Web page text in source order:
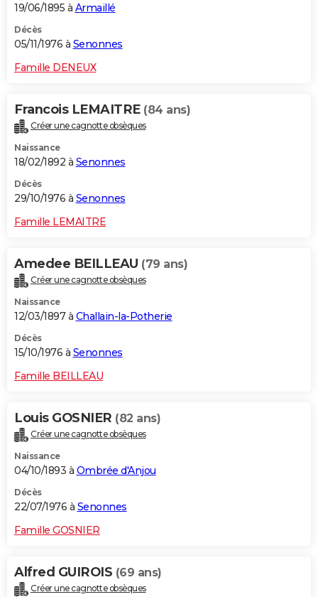
19/06/1895 à Armaillé
Décès
05/11/1976 à Senonnes
Famille DENEUX
Francois LEMAITRE (84 ans)
Créer une cagnotte obsèques
Naissance
18/02/1892 à Senonnes
Décès
29/10/1976 à Senonnes
Famille LEMAITRE
Amedee BEILLEAU (79 ans)
Créer une cagnotte obsèques
Naissance
12/03/1897 à Challain-la-Potherie
Décès
15/10/1976 à Senonnes
Famille BEILLEAU
Louis GOSNIER (82 ans)
Créer une cagnotte obsèques
Naissance
04/10/1893 à Ombrée d'Anjou
Décès
22/07/1976 à Senonnes
Famille GOSNIER
Alfred GUIROIS (69 ans)
Créer une cagnotte obsèques